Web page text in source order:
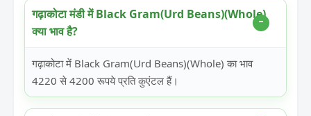
गढ़ाकोटा मंडी में Black Gram(Urd Beans)(Whole)
क्या भाव है?
गढ़ाकोटा में Black Gram(Urd Beans)(Whole) का भाव
4220 से 4200 रूपये प्रति कुएंटल हैं।